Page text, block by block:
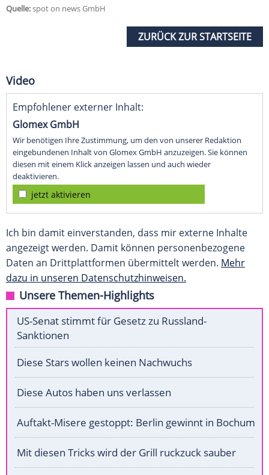
Quelle:spot on news GmbH
ZURÜCK ZUR STARTSEITE
Video
Empfohlener externer Inhalt:
Glomex GmbH
Wir benötigen Ihre Zustimmung, um den von unserer Redaktion
eingebundenen Inhalt von Glomex GmbH anzuzeigen. Sie können
diesen mit einem Klick anzeigen lassen und auch wieder
deaktivieren.
jetzt aktivieren
Ich bin damit einverstanden, dass mir externe Inhalte
angezeigt werden. Damit können personenbezogene
Daten an Drittplattformen übermittelt werden. Mehr
dazu in unseren Datenschutzhinweisen.
Unsere Themen-Highlights
US-Senat stimmt für Gesetz zu Russland-
Sanktionen
Diese Stars wollen keinen Nachwuchs
Diese Autos haben uns verlassen
Auftakt-Misere gestoppt: Berlin gewinnt in Bochum
Mit diesen Tricks wird der Grill ruckzuck sauber